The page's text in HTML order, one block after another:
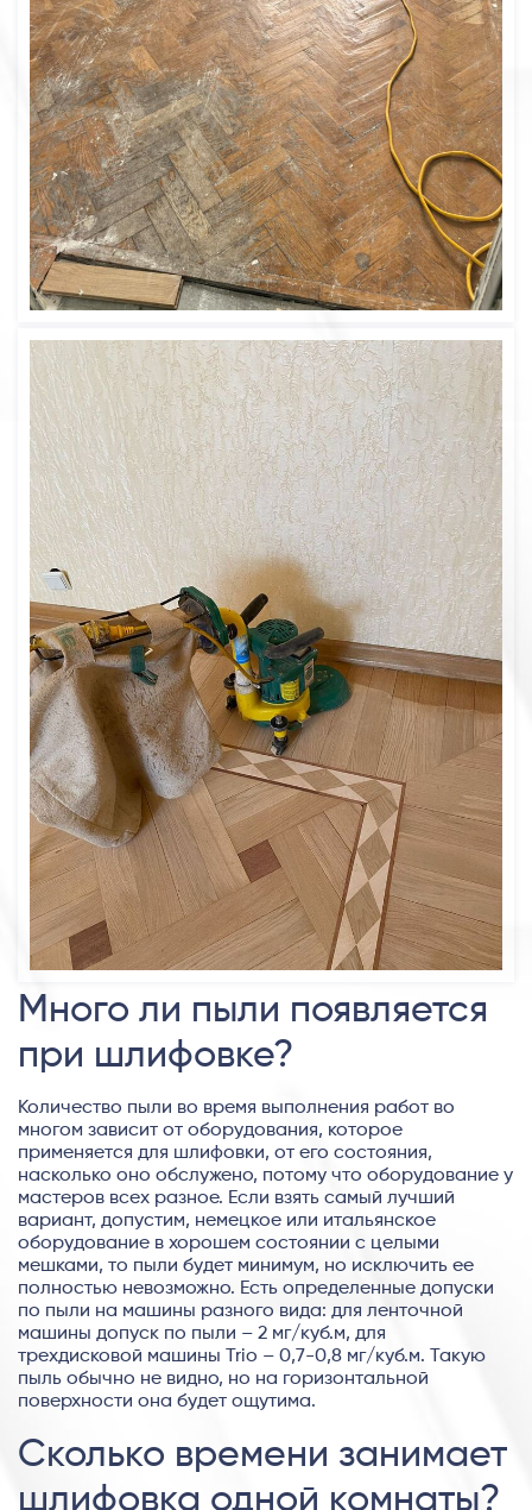
Много ли пыли появляется
при шлифовке?
Количество пыли во время выполнения работ во
многом зависит от оборудования, которое
применяется для шлифовки, от его состояния,
насколько оно обслужено, потому что оборудование у
мастеров всех разное. Если взять самый лучший
вариант, допустим, немецкое или итальянское
оборудование в хорошем состоянии с целыми
мешками, то пыли будет минимум, но исключить ее
полностью невозможно. Есть определенные допуски
по пыли на машины разного вида: для ленточной
машины допуск по пыли – 2 мг/куб.м, для
трехдисковой машины Trio – 0,7-0,8 мг/куб.м. Такую
пыль обычно не видно, но на горизонтальной
поверхности она будет ощутима.
Сколько времени занимает
шлифовка одной комнаты?